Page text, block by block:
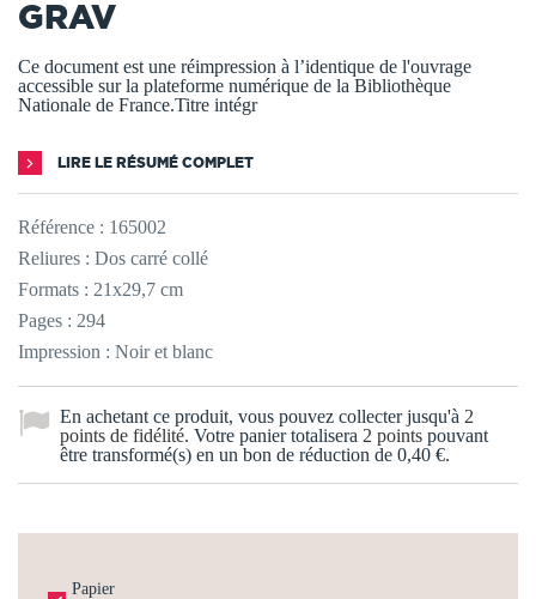
GRAV
Ce document est une réimpression à l’identique de l'ouvrage
accessible sur la plateforme numérique de la Bibliothèque
Nationale de France.Titre intégr
LIRE LE RÉSUMÉ COMPLET
Référence : 165002
Reliures : Dos carré collé
Formats : 21x29,7 cm
Pages : 294
Impression : Noir et blanc
En achetant ce produit, vous pouvez collecter jusqu'à 2
points de fidélité. Votre panier totalisera 2 points pouvant
être transformé(s) en un bon de réduction de 0,40 €.
Papier